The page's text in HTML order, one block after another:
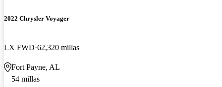
2022 Chrysler Voyager
LX FWD 62,320 millas
Fort Payne, AL
54 millas